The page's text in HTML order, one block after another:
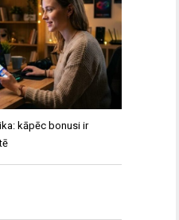
kāpēc bonusi ir